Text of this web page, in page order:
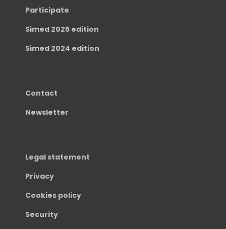
Participate
Simed 2025 edition
Simed 2024 edition
Contact
Newsletter
Legal statement
Privacy
Cookies policy
Security